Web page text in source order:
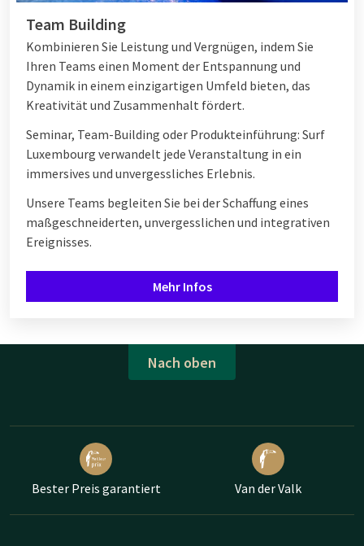
Team Building
Kombinieren Sie Leistung und Vergnügen, indem Sie
Ihren Teams einen Moment der Entspannung und
Dynamik in einem einzigartigen Umfeld bieten, das
Kreativität und Zusammenhalt fördert.
Seminar, Team-Building oder Produkteinführung: Surf
Luxembourg verwandelt jede Veranstaltung in ein
immersives und unvergessliches Erlebnis.
Unsere Teams begleiten Sie bei der Schaffung eines
maßgeschneiderten, unvergesslichen und integrativen
Ereignisses.
Mehr Infos
Nach oben
Bester Preis garantiert Van der Valk